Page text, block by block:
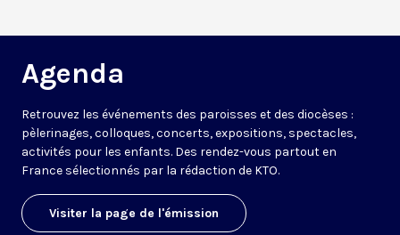
Agenda
Retrouvez les événements des paroisses et des diocèses :
pèlerinages, colloques, concerts, expositions, spectacles,
activités pour les enfants. Des rendez-vous partout en
France sélectionnés par la rédaction de KTO.
Visiter la page de l'émission